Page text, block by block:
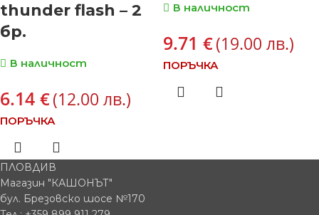
thunder flash – 2
бр.
В наличност
6.14 €(12.00 лв.)
ПОРЪЧКА
В наличност
9.71 €(19.00 лв.)
ПОРЪЧКА
ПЛОВДИВ
Магазин "КАШОНЪТ"
бул. Брезовско шосе №170